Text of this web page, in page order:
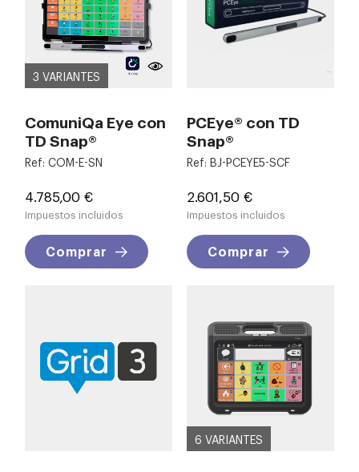
3 VARIANTES
ComuniQa Eye con
TD Snap®
Ref: COM-E-SN
Precio
4.785,00 €
Impuestos incluidos
Comprar
PCEye® con TD
Snap®
Ref: BJ-PCEYE5-SCF
Precio
2.601,50 €
Impuestos incluidos
Comprar
6 VARIANTES